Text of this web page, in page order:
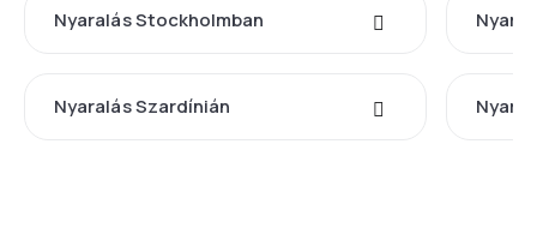
Nyaralás Stockholmban
Nyaralás Szardínián